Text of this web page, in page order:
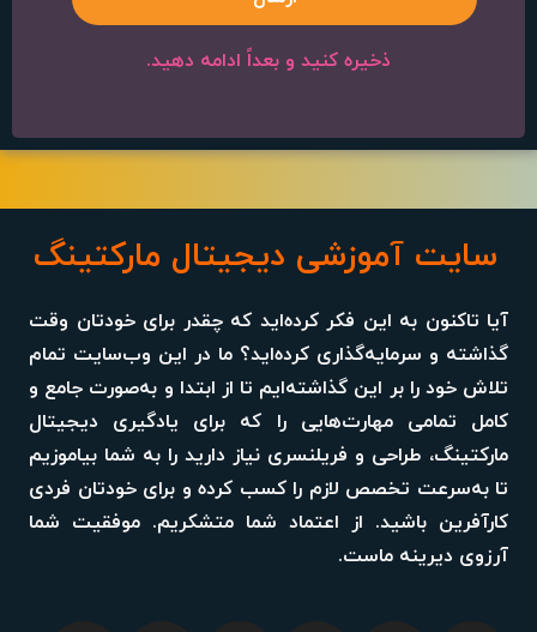
ذخیره کنید و بعداً ادامه دهید.
سایت آموزشی دیجیتال مارکتینگ
آیا تاکنون به این فکر کرده‌اید که چقدر برای خودتان وقت
گذاشته و سرمایه‌گذاری کرده‌اید؟ ما در این وب‌سایت تمام
تلاش خود را بر این گذاشته‌ایم تا از ابتدا و به‌صورت جامع و
کامل تمامی مهارت‌هایی را که برای یادگیری دیجیتال
مارکتینگ، طراحی و فریلنسری نیاز دارید را به شما بیاموزیم
تا به‌سرعت تخصص لازم را کسب کرده و برای خودتان فردی
کارآفرین باشید. از اعتماد شما متشکریم. موفقیت شما
آرزوی دیرینه ماست.